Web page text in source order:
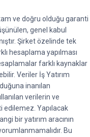
ve doğru olduğu garanti
genel kabul
Şirket özelinde tek
hesaplama yapılması
farklı kaynaklar
Veriler İş Yatırım
inanılan
verilerin ve
Yapılacak
bir yatırım aracının
Bu